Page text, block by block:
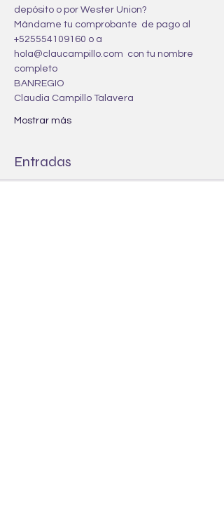
depósito o por Wester Union?
Mándame tu comprobante  de pago al
+525554109160 o a
hola@claucampillo.com  con tu nombre
completo
BANREGIO
Claudia Campillo Talavera
Mostrar más
Entradas